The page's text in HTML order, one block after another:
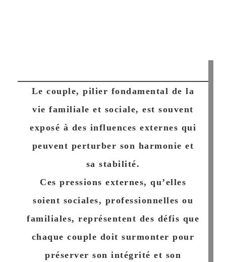
Le couple, pilier fondamental de la
vie familiale et sociale, est souvent
exposé à des influences externes qui
peuvent perturber son harmonie et
sa stabilité.
Ces pressions externes, qu’elles
soient sociales, professionnelles ou
familiales, représentent des défis que
chaque couple doit surmonter pour
préserver son intégrité et son